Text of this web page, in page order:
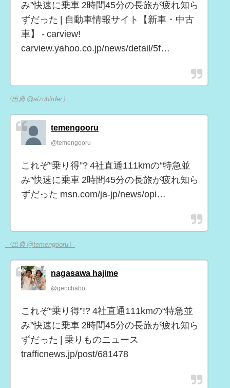
み”快速に乗車 2時間45分の長旅が疲れ知ら
ずだった | 自動車情報サイト【新車・中古
車】 - carview!
carview.yahoo.co.jp/news/detail/5f…
（出典 @aizubirder）
temengooru
@temengooru
これぞ“乗り得”? 4社直通111kmの“特急並
み”快速に乗車 2時間45分の長旅が疲れ知ら
ずだった msn.com/ja-jp/news/opi…
（出典 @temengooru）
nagasawa hajime
@genchabo
これぞ“乗り得”!? 4社直通111kmの“特急並
み”快速に乗車 2時間45分の長旅が疲れ知ら
ずだった | 乗りものニュース
trafficnews.jp/post/681478